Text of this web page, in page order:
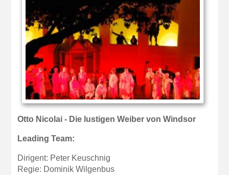
Otto Nicolai - Die lustigen Weiber von Windsor
Leading Team:
Dirigent: Peter Keuschnig
Regie: Dominik Wilgenbus